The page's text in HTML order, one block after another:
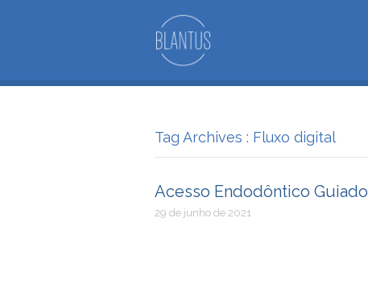
Tag Archives : Fluxo digital
Acesso Endodôntico Guiado
29 de junho de 2021